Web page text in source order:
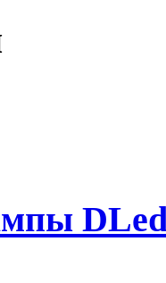
DLed